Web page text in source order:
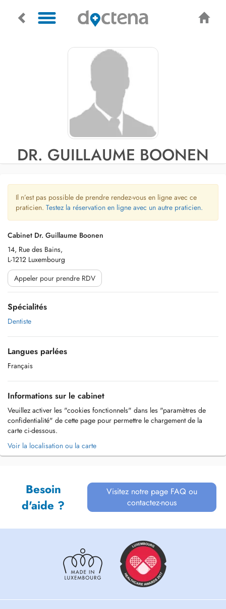
DR. GUILLAUME BOONEN
Il n’est pas possible de prendre rendez-vous en ligne avec ce
praticien. Testez la réservation en ligne avec un autre praticien.
Cabinet Dr. Guillaume Boonen
14, Rue des Bains,
L-1212 Luxembourg
Appeler pour prendre RDV
Spécialités
Dentiste
Langues parlées
Français
Informations sur le cabinet
Veuillez activer les "cookies fonctionnels" dans les "paramètres de
confidentialité" de cette page pour permettre le chargement de la
carte ci-dessous.
Voir la localisation ou la carte
Besoin
d'aide ?
Visitez notre page FAQ ou
contactez-nous